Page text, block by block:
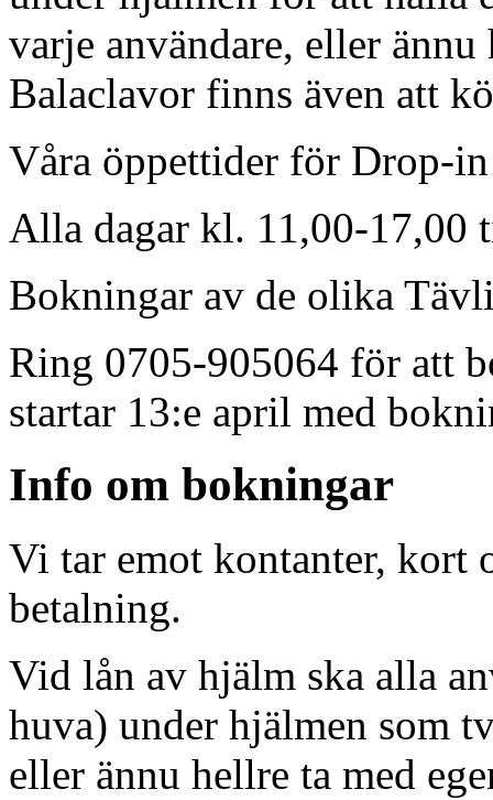
varje användare, eller
Balaclavor finns även att
Våra öppettider för Drop-
Alla dagar kl. 11,00-17,00
Bokningar av de olika
Ring 0705-905064 för att
startar 13:e april med
Info om bokningar
Vi tar emot kontanter, kort
betalning.
Vid lån av hjälm ska alla
huva) under hjälmen som
eller ännu hellre ta med